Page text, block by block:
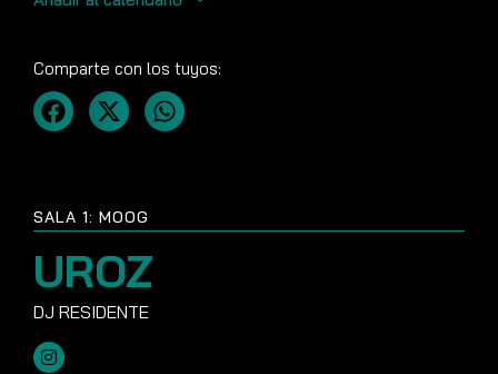
SALA 1: MOOG
UROZ
Comparte con los tuyos: